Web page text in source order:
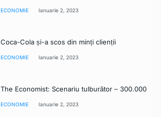
ECONOMIE Ianuarie 2, 2023
Coca-Cola și-a scos din minți clienții
ECONOMIE Ianuarie 2, 2023
The Economist: Scenariu tulburător – 300.000
ECONOMIE Ianuarie 2, 2023